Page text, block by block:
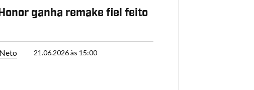
ganha remake fiel feito
21.06.2026 às 15:00